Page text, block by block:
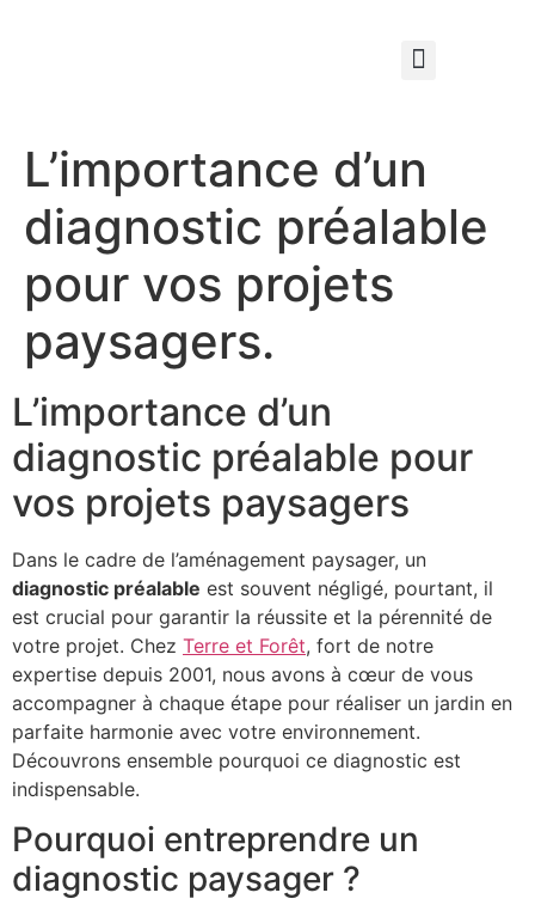
L’importance d’un
diagnostic préalable
pour vos projets
paysagers.
L’importance d’un
diagnostic préalable pour
vos projets paysagers
Dans le cadre de l’aménagement paysager, un
diagnostic préalable est souvent négligé, pourtant, il
est crucial pour garantir la réussite et la pérennité de
votre projet. Chez Terre et Forêt, fort de notre
expertise depuis 2001, nous avons à cœur de vous
accompagner à chaque étape pour réaliser un jardin en
parfaite harmonie avec votre environnement.
Découvrons ensemble pourquoi ce diagnostic est
indispensable.
Pourquoi entreprendre un
diagnostic paysager ?